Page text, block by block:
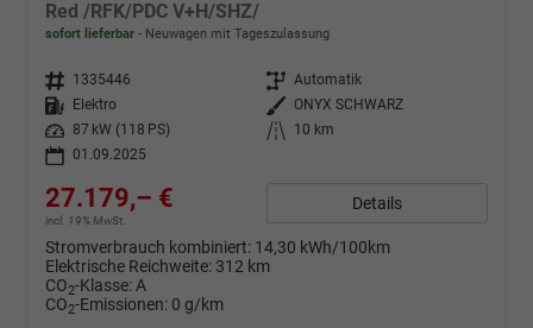
Red /RFK/PDC V+H/SHZ/
sofort lieferbar Neuwagen mit Tageszulassung
Fahrzeugnr. 1335446 Getriebe Automatik
Kraftstoff
Elektro Außenfarbe ONYX SCHWARZ
Leistung
87 kW (118 PS) Kilometerstand
10 km
01.09.2025
27.179,– €
incl. 19% MwSt.
Details
Stromverbrauch kombiniert: 14,30 kWh/100km
Elektrische Reichweite: 312 km
CO2-Klasse:A
CO2-Emissionen: 0 g/km